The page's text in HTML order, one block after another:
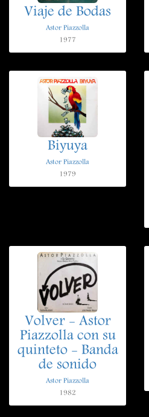
Viaje de Bodas
Astor Piazzolla
1977
Biyuya
Astor Piazzolla
1979
Volver - Astor
Piazzolla con su
quinteto - Banda
de sonido
Astor Piazzolla
1982